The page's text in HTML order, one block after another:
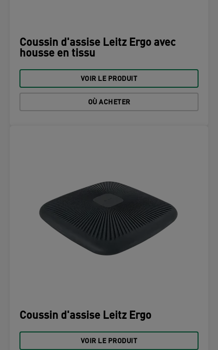
Coussin d'assise Leitz Ergo avec
housse en tissu
VOIR LE PRODUIT
OÙ ACHETER
Coussin d'assise Leitz Ergo
VOIR LE PRODUIT